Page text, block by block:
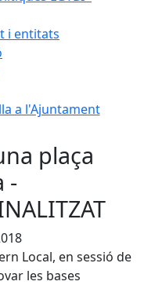
i entitats
a l'Ajuntament
plaça
-
Local, en sessió de
les bases